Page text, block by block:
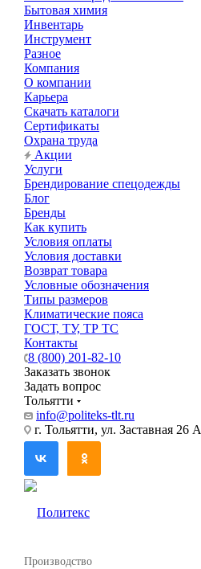
Бытовая химия
Инвентарь
Инструмент
Разное
Компания
О компании
Карьера
Cкачать каталоги
Сертификаты
Охрана труда
Акции
Услуги
Брендирование спецодежды
Блог
Бренды
Как купить
Условия оплаты
Условия доставки
Возврат товара
Условные обозначения
Типы размеров
Климатические пояса
ГОСТ, ТУ, ТР ТС
Контакты
8 (800) 201-82-10
Заказать звонок
Задать вопрос
Тольятти
info@politeks-tlt.ru
г. Тольятти, ул. Заставная 26 А
Производство